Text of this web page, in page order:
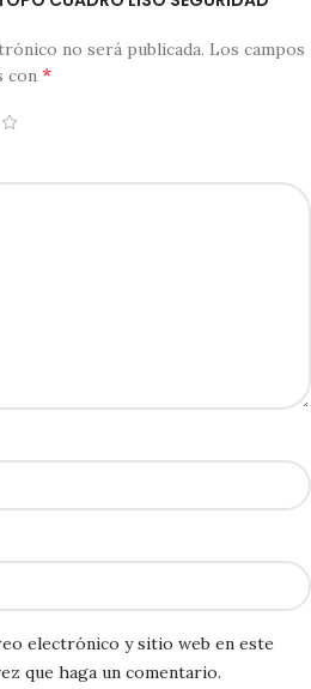
no será publicada. Los campos
con *
electrónico y sitio web en este
que haga un comentario.